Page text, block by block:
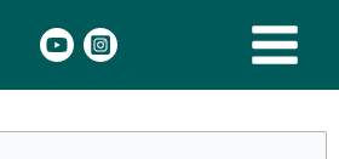
Main
Menu